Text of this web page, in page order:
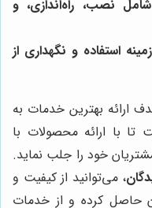
نصب، راه‌اندازی، و
استفاده و نگهداری از
ارائه بهترین خدمات به
با ارائه محصولات با
خود را جلب نماید.
، می‌توانید از کیفیت و
حاصل کرده و از خدمات